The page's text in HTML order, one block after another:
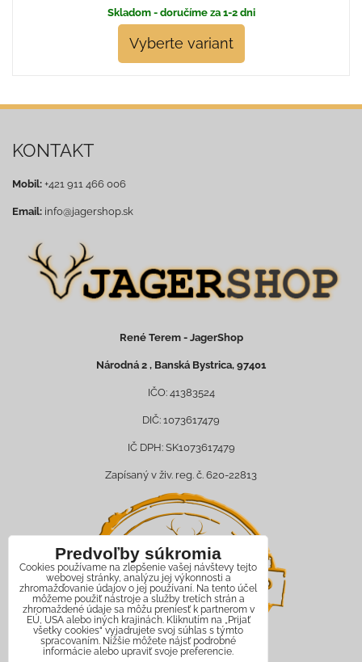
Skladom - doručíme za 1-2 dni
Vyberte variant
KONTAKT
Mobil: +421 911 466 006
Email: info@jagershop.sk
René Terem - JagerShop
Národná 2 , Banská Bystrica, 97401
IČO: 41383524
DIČ: 1073617479
IČ DPH: SK1073617479
Zapísaný v živ. reg. č. 620-22813
Predvoľby súkromia
Cookies používame na zlepšenie vašej návštevy tejto
webovej stránky, analýzu jej výkonnosti a
zhromažďovanie údajov o jej používaní. Na tento účel
môžeme použiť nástroje a služby tretích strán a
zhromaždené údaje sa môžu preniesť k partnerom v
EÚ, USA alebo iných krajinách. Kliknutím na „Prijať
všetky cookies“ vyjadrujete svoj súhlas s týmto
spracovaním. Nižšie môžete nájsť podrobné
informácie alebo upraviť svoje preferencie.